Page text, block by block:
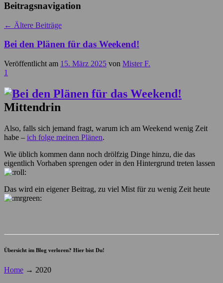
Beitragsnavigation
← Ältere Beiträge
Bei den Plänen für das Weekend!
Veröffentlicht am 15. März 2025 von Mister F.
1
Mittendrin
Also, falls sich jemand fragt, warum ich am Weekend wenig Zeit
habe – ich folge meinen Plänen.
Wie üblich kommen dann noch drölfzig Dinge hinzu, die das
eigentlich Vorhaben sprengen oder in den Hintergrund treten lassen
Das wird ein eigener Beitrag, zu viel Mist für zu wenig Zeit heute
Übersicht im Blog verloren? Hier bist Du!
Home → 2020